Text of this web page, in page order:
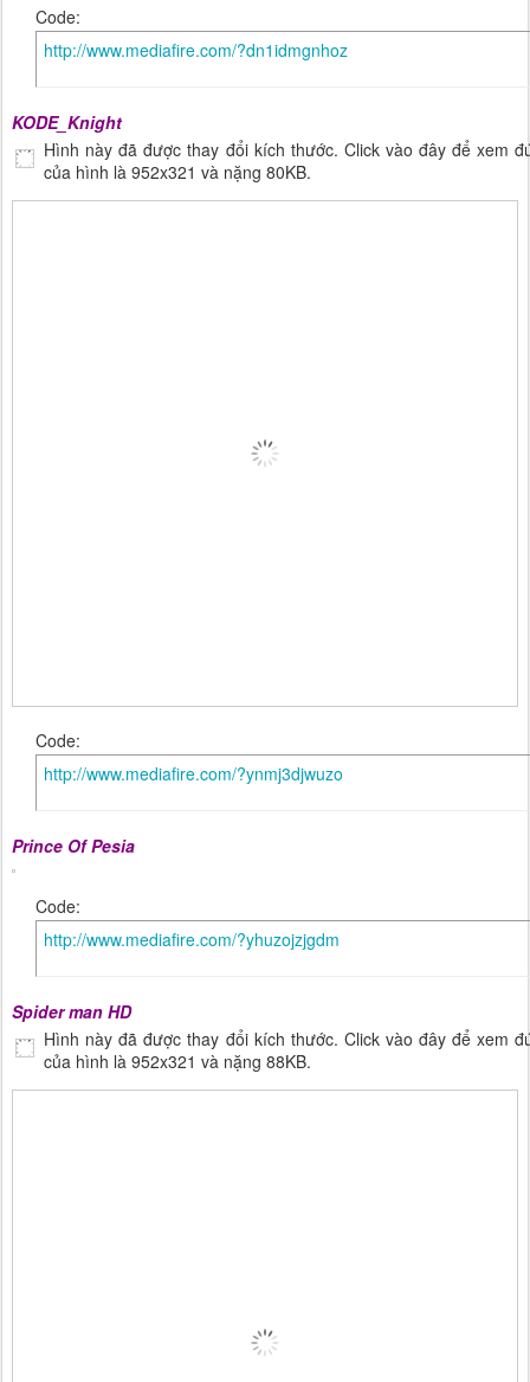
Code:
http://www.mediafire.com/?dn1idmgnhoz
KODE_Knight
Hình này đã được thay đổi kích thước. Click vào đây để xem
của hình là 952x321 và nặng 80KB.
Code:
http://www.mediafire.com/?ynmj3djwuzo
Prince Of Pesia
Code:
http://www.mediafire.com/?yhuzojzjgdm
Spider man HD
Hình này đã được thay đổi kích thước. Click vào đây để xem
của hình là 952x321 và nặng 88KB.